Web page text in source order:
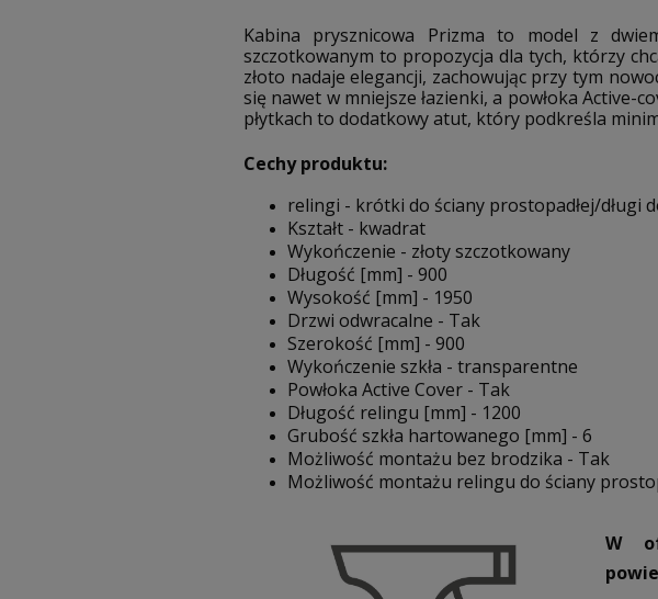
Kabina prysznicowa Prizma to model z
szczotkowanym to propozycja dla tych, którzy
złoto nadaje elegancji, zachowując przy tym
się nawet w mniejsze łazienki, a powłoka
płytkach to dodatkowy atut, który podkreśla
Cechy produktu:
relingi - krótki do ściany prostopadłej/długi
Kształt - kwadrat
Wykończenie - złoty szczotkowany
Długość [mm] - 900
Wysokość [mm] - 1950
Drzwi odwracalne - Tak
Szerokość [mm] - 900
Wykończenie szkła - transparentne
Powłoka Active Cover - Tak
Długość relingu [mm] - 1200
Grubość szkła hartowanego [mm] - 6
Możliwość montażu bez brodzika - Tak
Możliwość montażu relingu do ściany
W